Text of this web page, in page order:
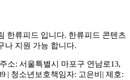
한류피드 입니다. 한류피드 콘텐츠
나 지원 가능 합니다.
소: 서울특별시 마포구 연남로13,
| 청소년보호책임자: 고은비| 제호: